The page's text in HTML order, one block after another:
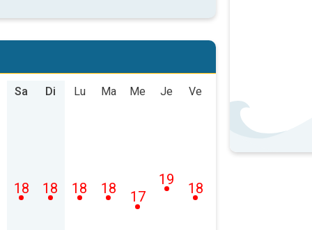
Sa
18
Di
18
Lu
18
Ma
18
Me
17
Je
19
Ve
18